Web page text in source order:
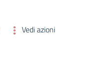
Vedi azioni